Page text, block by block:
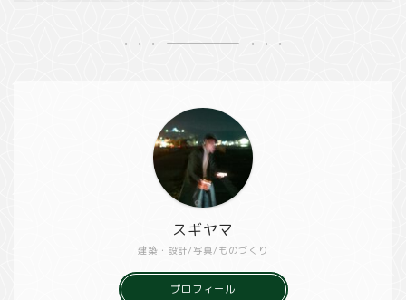
建築・設計/写真/ものづくり
スギヤマ
プロフィール